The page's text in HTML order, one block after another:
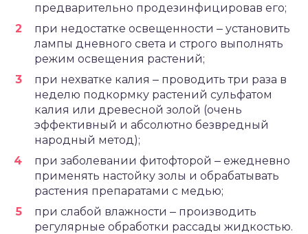
предварительно продезинфицировав его;
при недостатке освещенности ‒ установить
лампы дневного света и строго выполнять
режим освещения растений;
при нехватке калия ‒ проводить три раза в
неделю подкормку растений сульфатом
калия или древесной золой (очень
эффективный и абсолютно безвредный
народный метод);
при заболевании фитофторой ‒ ежедневно
применять настойку золы и обрабатывать
растения препаратами с медью;
при слабой влажности ‒ производить
регулярные обработки рассады жидкостью.